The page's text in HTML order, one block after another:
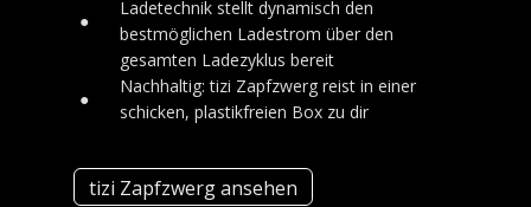
●
Ladetechnik stellt dynamisch den
bestmöglichen Ladestrom über den
gesamten Ladezyklus bereit
●
Nachhaltig: tizi Zapfzwerg reist in einer
schicken, plastikfreien Box zu dir
tizi Zapfzwerg ansehen